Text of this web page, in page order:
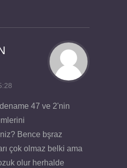
47 ve 2'nin
Bence bşraz
çok olmaz belki ama
olur herhalde